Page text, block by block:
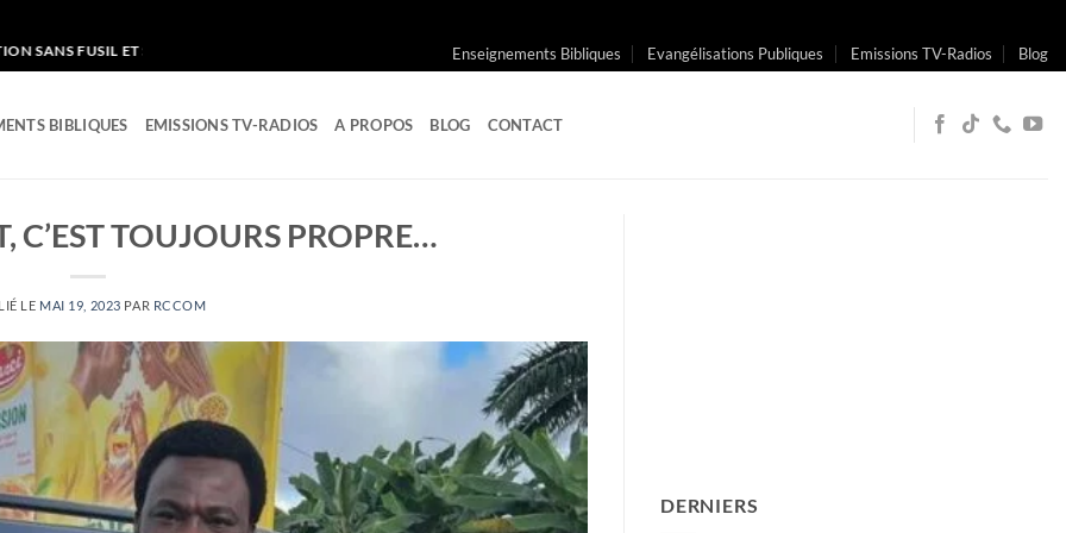
SANS GAZ LACRYMOGENE Enseignements Bibliques Evangélisations Publiques Emissions TV-Radios Blog
BIBLIQUES EMISSIONS TV-RADIOS A PROPOS BLOG CONTACT
C’EST TOUJOURS PROPRE…
LE MAI 19, 2023 PAR RCCOM
DERNIERS